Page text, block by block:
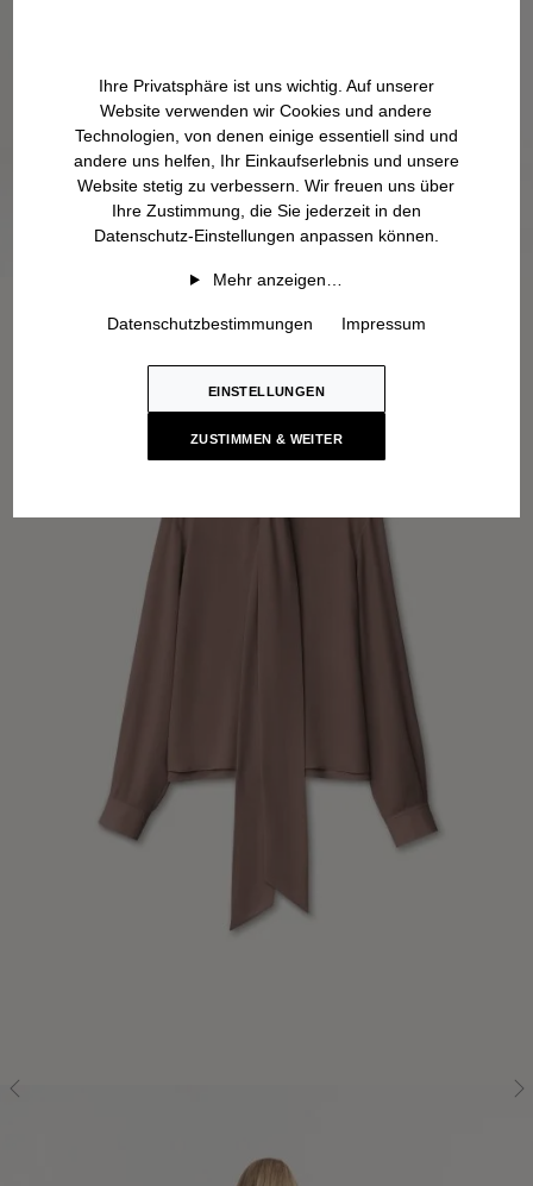
Ihre Privatsphäre ist uns wichtig. Auf unserer
Website verwenden wir Cookies und andere
Technologien, von denen einige essentiell sind und
andere uns helfen, Ihr Einkaufserlebnis und unsere
Website stetig zu verbessern. Wir freuen uns über
Ihre Zustimmung, die Sie jederzeit in den
Datenschutz-Einstellungen anpassen können.
Mehr anzeigen…
Datenschutzbestimmungen Impressum
EINSTELLUNGEN
ZUSTIMMEN & WEITER